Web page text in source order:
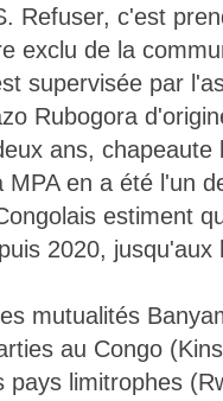
Refuser, c'est
exclu de la
supervisée par
Rubogora
ans, chapeaute
en a été l'un
estiment
2020,
mutualités
au Congo
pays limitrophes